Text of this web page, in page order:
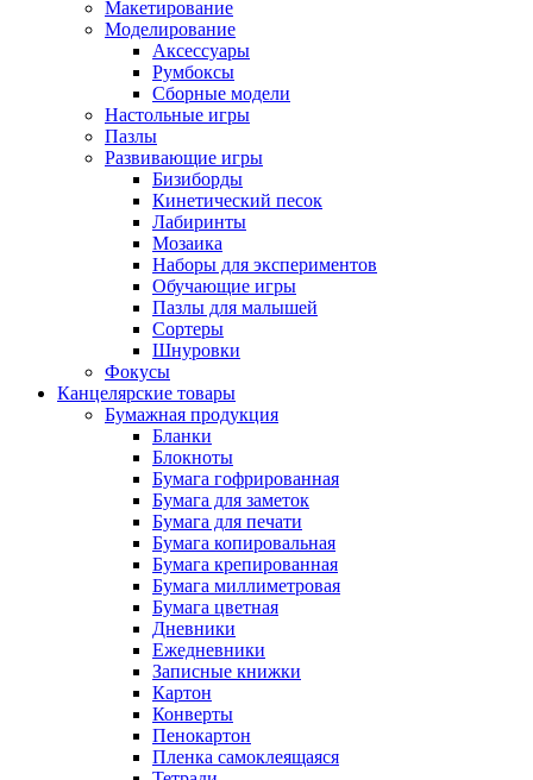
Макетирование
Моделирование
Аксессуары
Румбоксы
Сборные модели
Настольные игры
Пазлы
Развивающие игры
Бизиборды
Кинетический песок
Лабиринты
Мозаика
Наборы для экспериментов
Обучающие игры
Пазлы для малышей
Сортеры
Шнуровки
Фокусы
Канцелярские товары
Бумажная продукция
Бланки
Блокноты
Бумага гофрированная
Бумага для заметок
Бумага для печати
Бумага копировальная
Бумага крепированная
Бумага миллиметровая
Бумага цветная
Дневники
Ежедневники
Записные книжки
Картон
Конверты
Пенокартон
Пленка самоклеящаяся